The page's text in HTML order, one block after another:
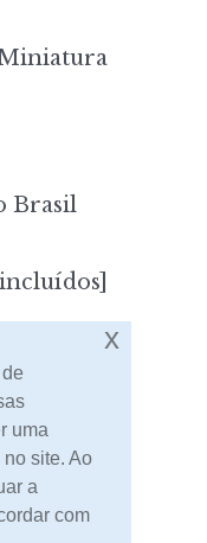
Brasil
uma
site. Ao
a
com
x